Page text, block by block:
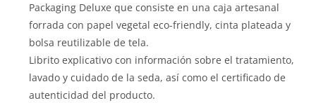
Packaging Deluxe que consiste en una caja artesanal
forrada con papel vegetal eco-friendly, cinta plateada y
bolsa reutilizable de tela.
Librito explicativo con información sobre el tratamiento,
lavado y cuidado de la seda, así como el certificado de
autenticidad del producto.